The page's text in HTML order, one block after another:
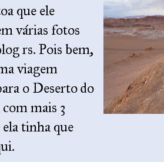
que ele
várias fotos
rs. Pois bem,
viagem
o Deserto do
mais 3
tinha que